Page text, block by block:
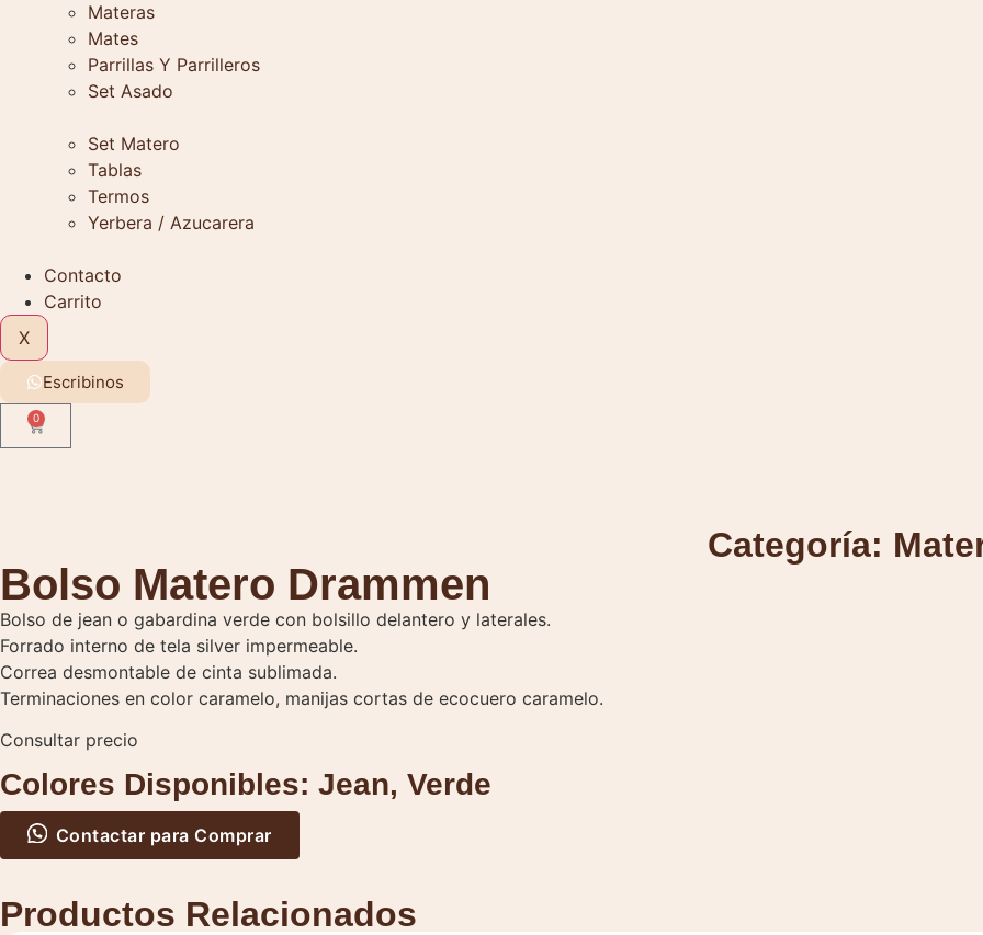
Materas
Mates
Parrillas Y Parrilleros
Set Asado
Set Matero
Tablas
Termos
Yerbera / Azucarera
Contacto
Carrito
X
Escribinos
0
Categoría:
Bolso Matero Drammen
Bolso de jean o gabardina verde con bolsillo delantero y laterales.
Forrado interno de tela silver impermeable.
Correa desmontable de cinta sublimada.
Terminaciones en color caramelo, manijas cortas de ecocuero caramelo.
Consultar precio
Colores Disponibles: Jean, Verde
Contactar para Comprar
Productos Relacionados